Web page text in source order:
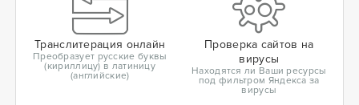
Транслитерация онлайн
Преобразует русские буквы
(кириллицу) в латиницу
(английские)
Проверка сайтов на
вирусы
Находятся ли Ваши ресурсы
под фильтром Яндекса за
вирусы